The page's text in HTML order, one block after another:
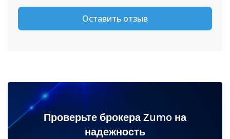
Оставить отзыв
Проверьте брокера Zumo на
надежность